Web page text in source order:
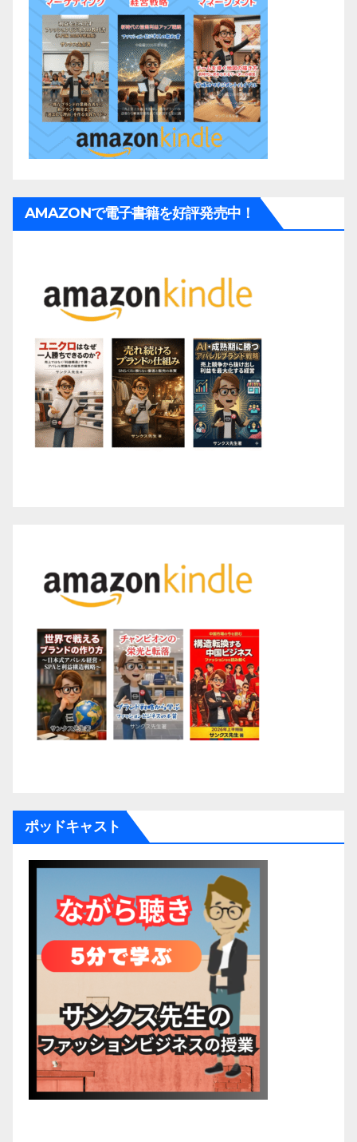
AMAZONで電子書籍を好評発売中！
ポッドキャスト